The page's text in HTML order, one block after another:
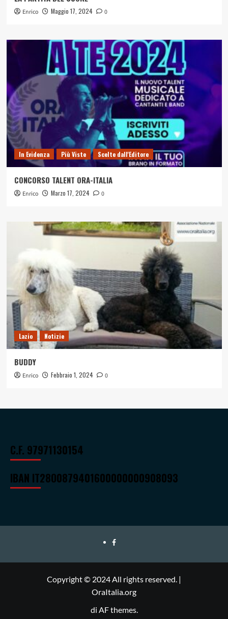
Enrico Maggio 17, 2024 0
In Evidenza Più Viste Scelte dall'Editore
CONCORSO TALENT ORA-ITALIA
Enrico Marzo 17, 2024 0
Lazio Notizie
BUDDY
Enrico Febbraio 1, 2024 0
C.F. 97971130154
IBAN IT28O0879401600000000908093
Ora
Copyright © 2024 All rights reserved. |
OraItalia.org
di AF themes.